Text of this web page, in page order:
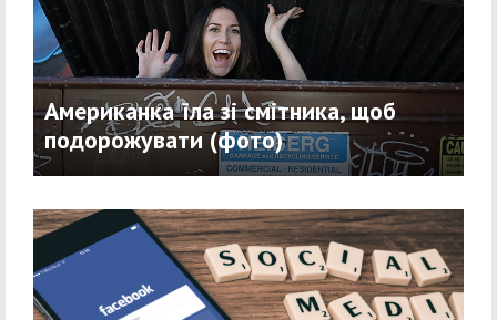
Американка їла зі смітника, щоб
подорожувати (фото)